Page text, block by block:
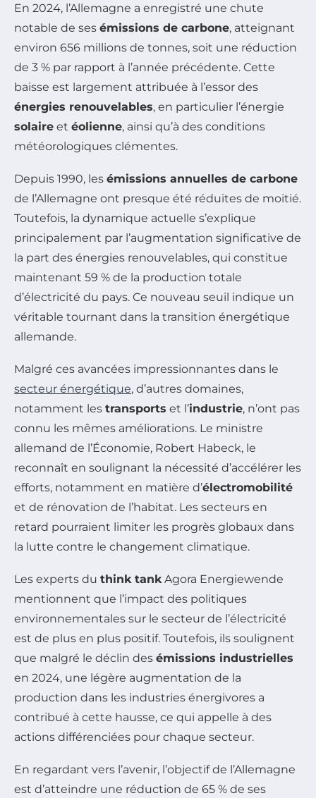
En 2024, l’Allemagne a enregistré une chute
notable de ses émissions de carbone, atteignant
environ 656 millions de tonnes, soit une réduction
de 3 % par rapport à l’année précédente. Cette
baisse est largement attribuée à l’essor des
énergies renouvelables, en particulier l’énergie
solaire et éolienne, ainsi qu’à des conditions
météorologiques clémentes.
Depuis 1990, les émissions annuelles de carbone
de l’Allemagne ont presque été réduites de moitié.
Toutefois, la dynamique actuelle s’explique
principalement par l’augmentation significative de
la part des énergies renouvelables, qui constitue
maintenant 59 % de la production totale
d’électricité du pays. Ce nouveau seuil indique un
véritable tournant dans la transition énergétique
allemande.
Malgré ces avancées impressionnantes dans le
secteur énergétique, d’autres domaines,
notamment les transports et l’industrie, n’ont pas
connu les mêmes améliorations. Le ministre
allemand de l’Économie, Robert Habeck, le
reconnaît en soulignant la nécessité d’accélérer les
efforts, notamment en matière d’électromobilité
et de rénovation de l’habitat. Les secteurs en
retard pourraient limiter les progrès globaux dans
la lutte contre le changement climatique.
Les experts du think tank Agora Energiewende
mentionnent que l’impact des politiques
environnementales sur le secteur de l’électricité
est de plus en plus positif. Toutefois, ils soulignent
que malgré le déclin des émissions industrielles
en 2024, une légère augmentation de la
production dans les industries énergivores a
contribué à cette hausse, ce qui appelle à des
actions différenciées pour chaque secteur.
En regardant vers l’avenir, l’objectif de l’Allemagne
est d’atteindre une réduction de 65 % de ses